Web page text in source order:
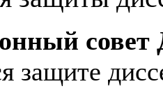
совет
защите